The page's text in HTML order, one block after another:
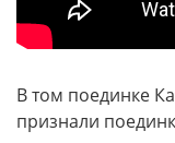
В том поединке
признали